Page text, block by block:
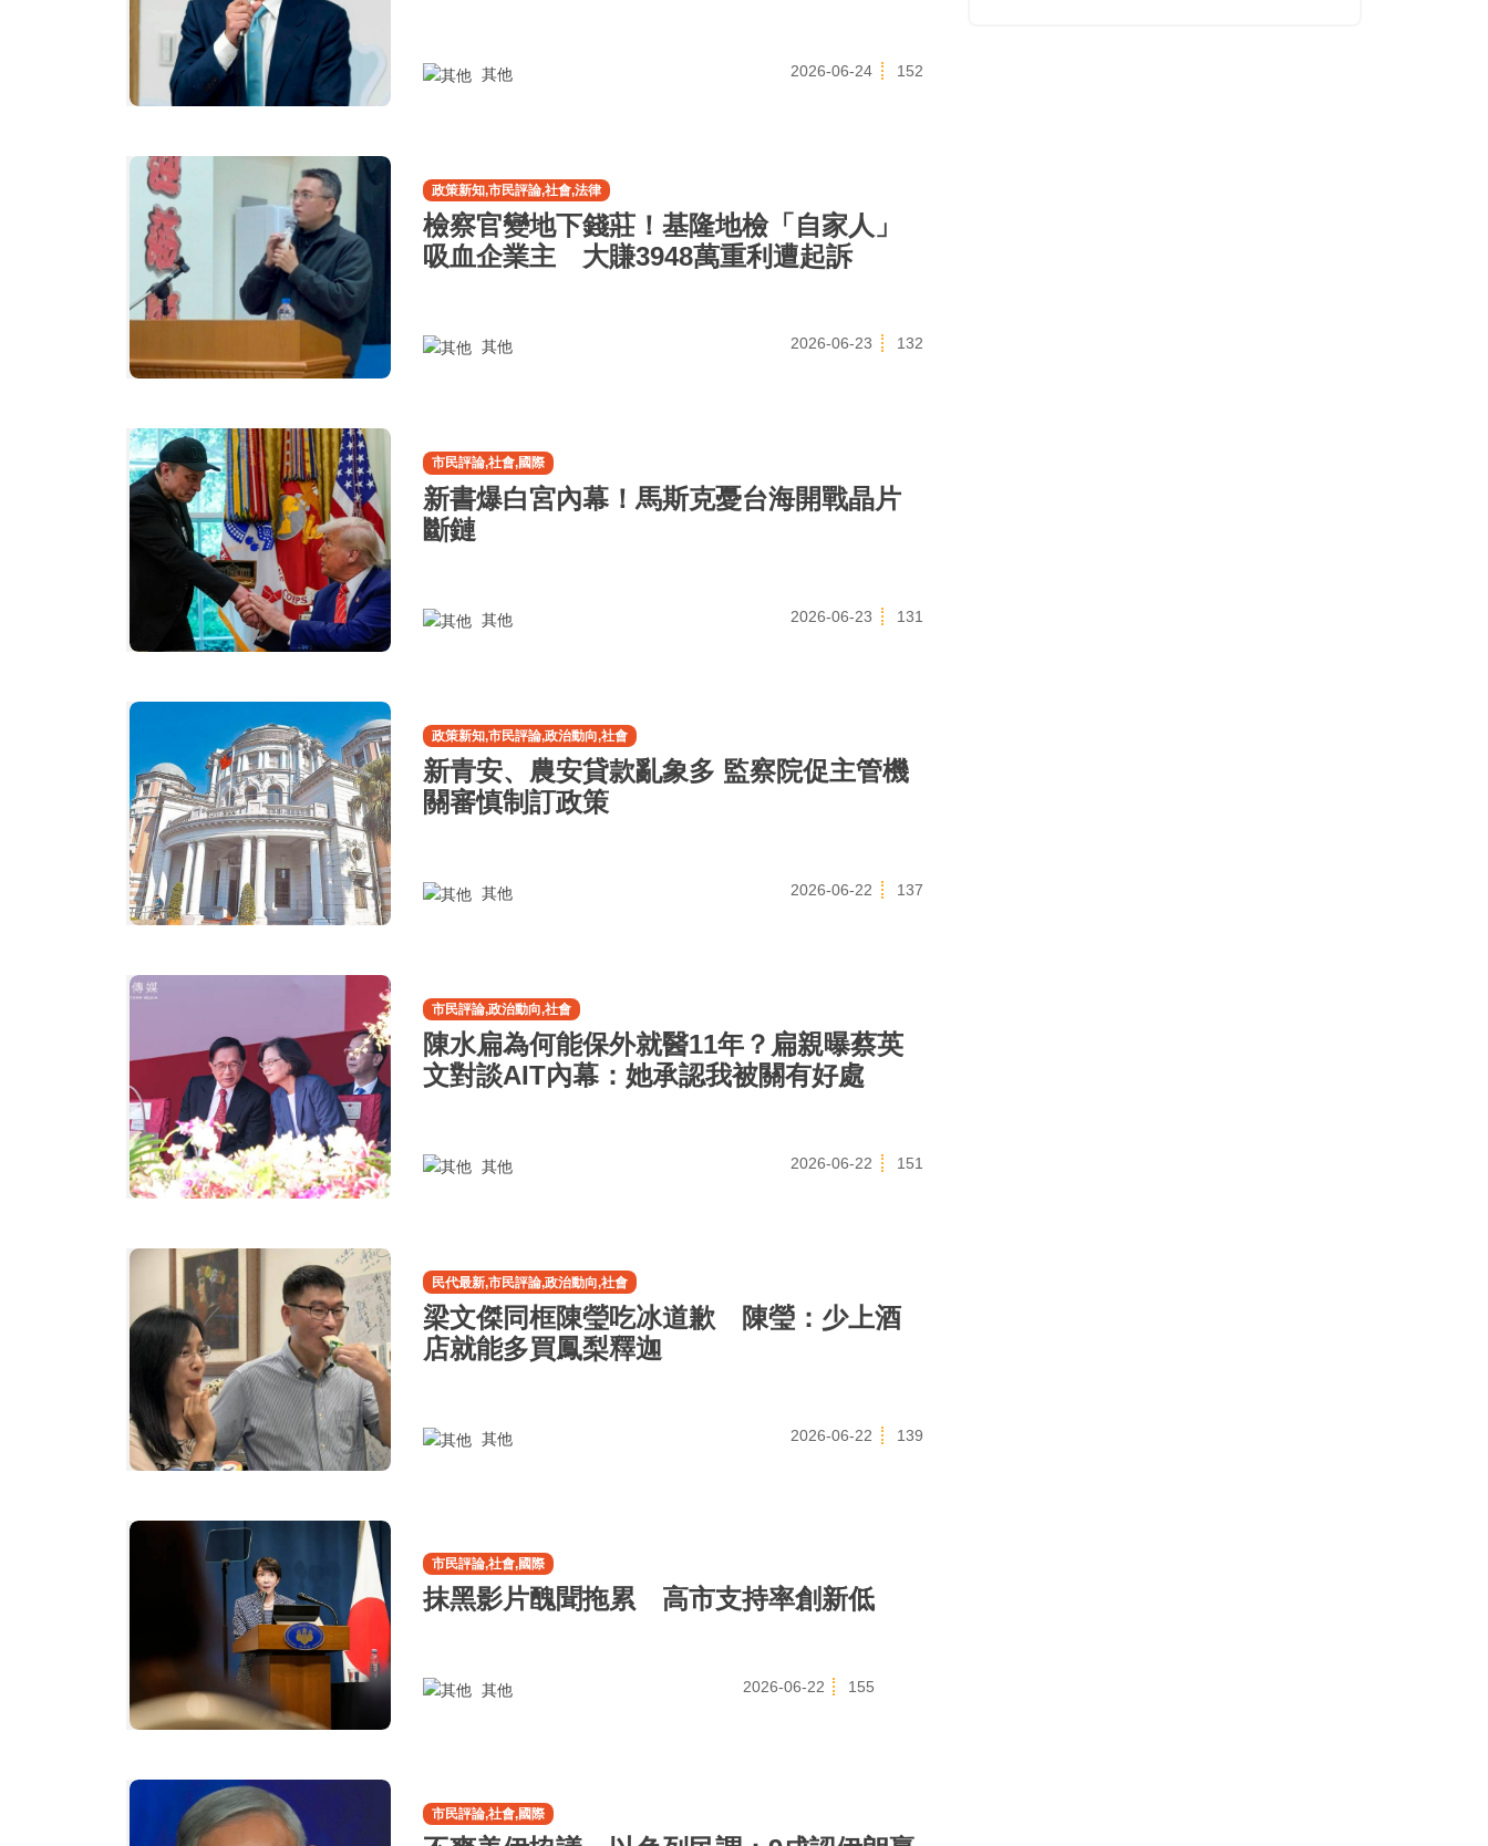
其他 2026-06-24 152
政策新知,市民評論,社會,法律
檢察官變地下錢莊！基隆地檢「自家人」
吸血企業主 大賺3948萬重利遭起訴
其他 2026-06-23 132
市民評論,社會,國際
新書爆白宮內幕！馬斯克憂台海開戰晶片
斷鏈
其他 2026-06-23 131
政策新知,市民評論,政治動向,社會
新青安、農安貸款亂象多 監察院促主管機
關審慎制訂政策
其他 2026-06-22 137
市民評論,政治動向,社會
陳水扁為何能保外就醫11年？扁親曝蔡英
文對談AIT內幕：她承認我被關有好處
其他 2026-06-22 151
民代最新,市民評論,政治動向,社會
梁文傑同框陳瑩吃冰道歉 陳瑩：少上酒
店就能多買鳳梨釋迦
其他 2026-06-22 139
市民評論,社會,國際
抹黑影片醜聞拖累 高市支持率創新低
其他 2026-06-22 155
市民評論,社會,國際